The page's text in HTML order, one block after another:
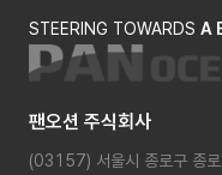
STEERING TOWARDS A
팬오션 주식회사
(03157) 서울시 종로구 종